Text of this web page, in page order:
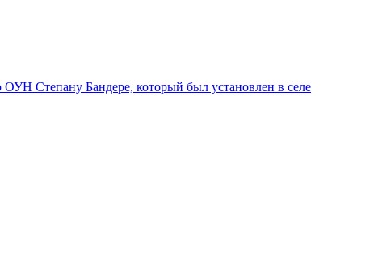
Степану Бандере, который был установлен в селе